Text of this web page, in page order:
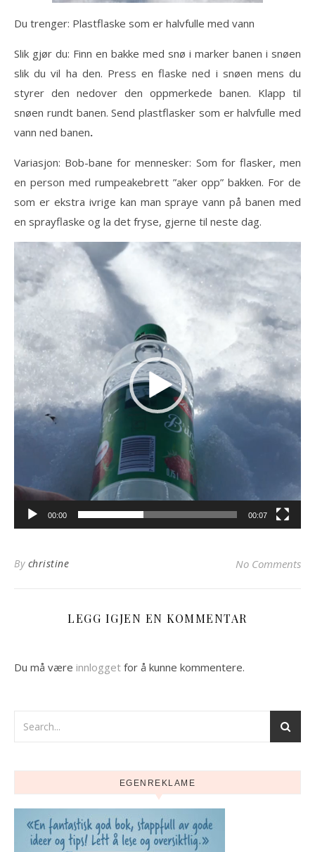
Du trenger: Plastflaske som er halvfulle med vann
Slik gjør du: Finn en bakke med snø i marker banen i snøen
slik du vil ha den. Press en flaske ned i snøen mens du
styrer den nedover den oppmerkede banen. Klapp til
snøen rundt banen. Send plastflasker som er halvfulle med
vann ned banen.
Variasjon: Bob-bane for mennesker: Som for flasker, men
en person med rumpeakebrett ”aker opp” bakken. For de
som er ekstra ivrige kan man spraye vann på banen med
en sprayflaske og la det fryse, gjerne til neste dag.
Videoavspiller
00:00 00:07
By christine No Comments
LEGG IGJEN EN KOMMENTAR
Du må være innlogget for å kunne kommentere.
EGENREKLAME